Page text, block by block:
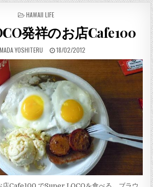
POSTED IN
HAWAII LIFE
発祥のお店Cafe100
YOSHITERU PUBLISHED DATE:
18/02/2012